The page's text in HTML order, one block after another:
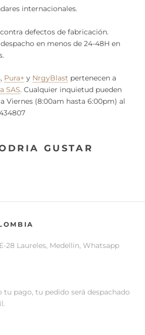
internacionales.
defectos de fabricación.
en menos de 24-48H en
, Pura+ y NrgyBlast pertenecen a
SAS. Cualquier inquietud pueden
Viernes (8:00am hasta 6:00pm) al
GUSTAR
28 Laureles, Medellin, Whatsapp
tu pago, tu pedido será despachado